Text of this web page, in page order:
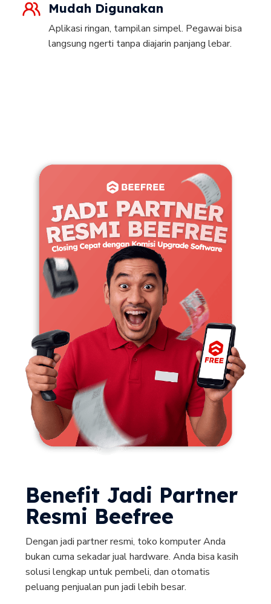
Mudah Digunakan
Aplikasi ringan, tampilan simpel. Pegawai bisa
langsung ngerti tanpa diajarin panjang lebar.
Benefit Jadi Partner
Resmi Beefree
Dengan jadi partner resmi, toko komputer Anda
bukan cuma sekadar jual hardware. Anda bisa kasih
solusi lengkap untuk pembeli, dan otomatis
peluang penjualan pun jadi lebih besar.